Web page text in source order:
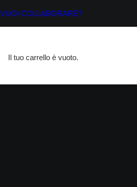
VUOI COLLABORARE?
Il tuo carrello è vuoto.